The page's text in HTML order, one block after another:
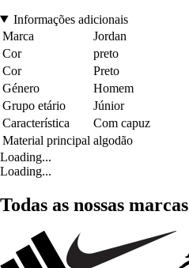
Informações adicionais
Marca
Jordan
Cor
preto
Cor
Preto
Género
Homem
Grupo etário
Júnior
Característica
Com capuz
Material principal algodão
Loading...
Loading...
Todas as nossas marcas